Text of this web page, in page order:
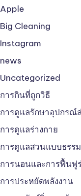
Apple
Big Cleaning
Instagram
news
Uncategorized
การกินที่ถูกวิธี
การดูแลรักษาอุปกรณ์
การดูแลร่างกาย
การดูแลสวนแบบธรร
การนอนและการฟื้นฟู
การประหยัดพลังงาน